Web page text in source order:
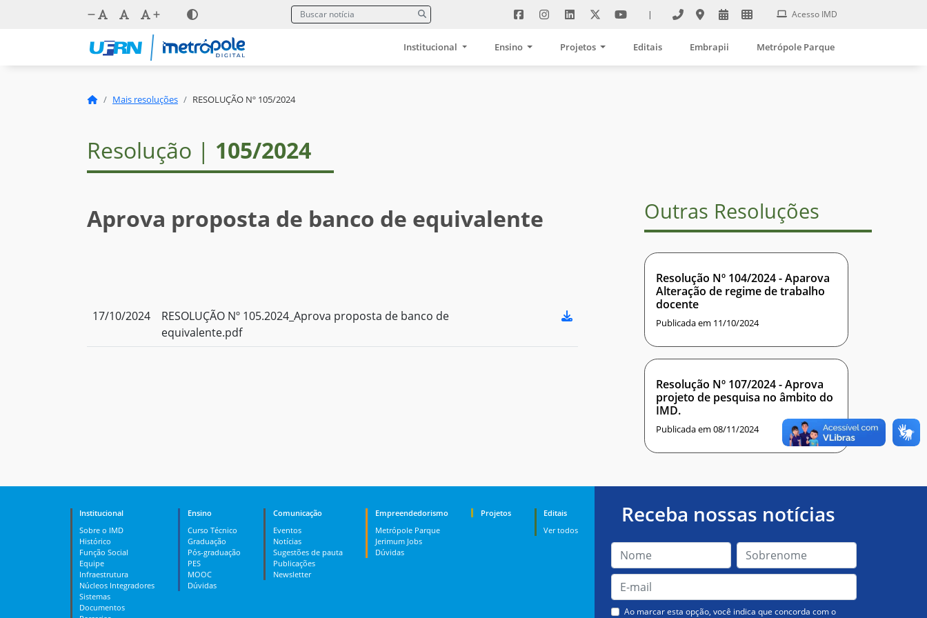
| Acesso IMD
Institucional Ensino Projetos Editais Embrapii Metrópole Parque
Mais resoluções RESOLUÇÃO Nº 105/2024
Resolução | 105/2024
Aprova proposta de banco de equivalente
17/10/2024
RESOLUÇÃO Nº 105.2024_Aprova proposta de banco de
equivalente.pdf
Outras Resoluções
Resolução Nº 104/2024 - Aparova
Alteração de regime de trabalho
docente
Publicada em 11/10/2024
Resolução Nº 107/2024 - Aprova
projeto de pesquisa no âmbito do
IMD.
Publicada em 08/11/2024
Institucional
Sobre o IMD
Histórico
Função Social
Equipe
Infraestrutura
Núcleos Integradores
Sistemas
Documentos
Ensino
Curso Técnico
Graduação
Pós-graduação
PES
MOOC
Dúvidas
Comunicação
Eventos
Notícias
Sugestões de pauta
Publicações
Newsletter
Empreendedorismo
Metrópole Parque
Jerimum Jobs
Dúvidas
Projetos
Editais
Ver todos
Receba nossas notícias
Ao marcar esta opção, você indica que concorda com o